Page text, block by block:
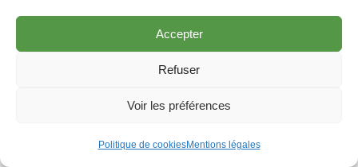
Accepter
Refuser
Voir les préférences
Politique de cookiesMentions légales